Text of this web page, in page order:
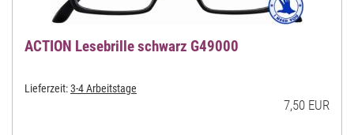
ACTION Lesebrille schwarz G49000
Lieferzeit:3-4 Arbeitstage
7,50 EUR